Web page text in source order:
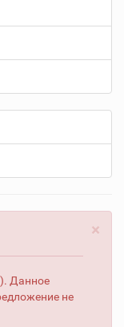
×
Данное
не